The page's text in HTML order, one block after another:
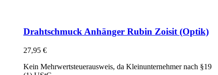
Drahtschmuck Anhänger Rubin Zoisit (Optik)
27,95 €
Kein Mehrwertsteuerausweis, da Kleinunternehmer nach §19